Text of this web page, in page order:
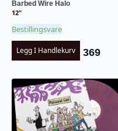
Barbed Wire Halo
12"
Bestillingsvare
Legg I Handlekurv 369